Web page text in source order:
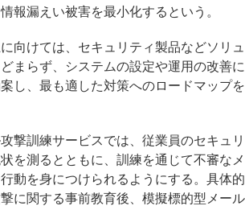
報漏えい被害を最小化するという。
向けては、セキュリティ製品などソリュ
まらず、システムの設定や運用の改善に
し、最も適した対策へのロードマップを
撃訓練サービスでは、従業員のセキュリ
を測るとともに、訓練を通じて不審なメ
動を身につけられるようにする。具体的
に関する事前教育後、模擬標的型メール